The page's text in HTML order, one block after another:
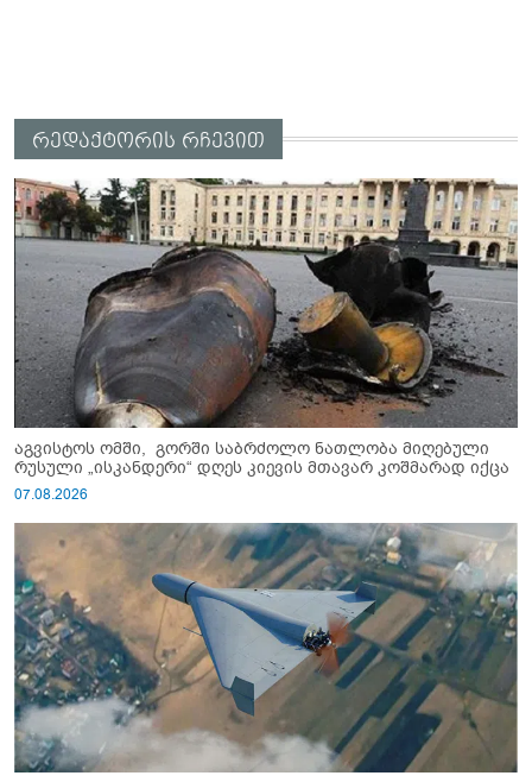
რედაქტორის რჩევით
აგვისტოს ომში, გორში საბრძოლო ნათლობა მიღებული
რუსული „ისკანდერი“ დღეს კიევის მთავარ კოშმარად იქცა
07.08.2026